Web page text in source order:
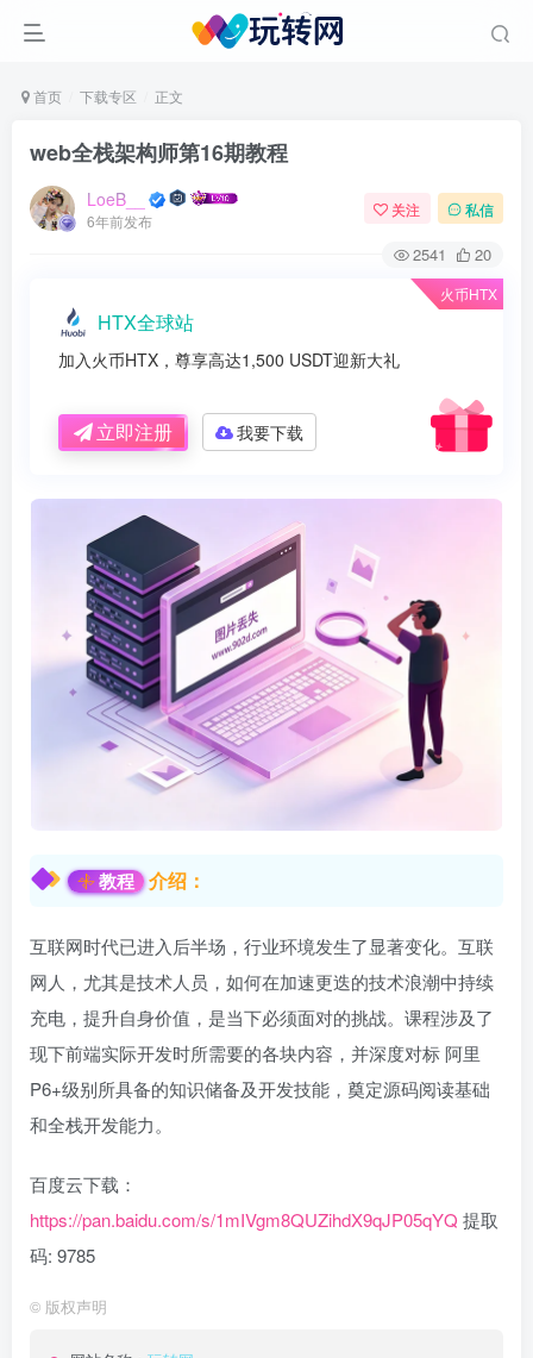
首页 下载专区 正文
web全栈架构师第16期教程
LoeB__
6年前发布
关注 私信
2541 20
火币HTX
HTX全球站
加入火币HTX，尊享高达1,500 USDT迎新大礼
立即注册 我要下载
教程 介绍：
互联网时代已进入后半场，行业环境发生了显著变化。互联
网人，尤其是技术人员，如何在加速更迭的技术浪潮中持续
充电，提升自身价值，是当下必须面对的挑战。课程涉及了
现下前端实际开发时所需要的各块内容，并深度对标 阿里
P6+级别所具备的知识储备及开发技能，奠定源码阅读基础
和全栈开发能力。
百度云下载：
https://pan.baidu.com/s/1mIVgm8QUZihdX9qJP05qYQ 提取
码: 9785
© 版权声明